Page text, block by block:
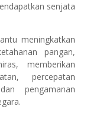
senjata
meningkatkan
pangan,
memberikan
percepatan
pengamanan